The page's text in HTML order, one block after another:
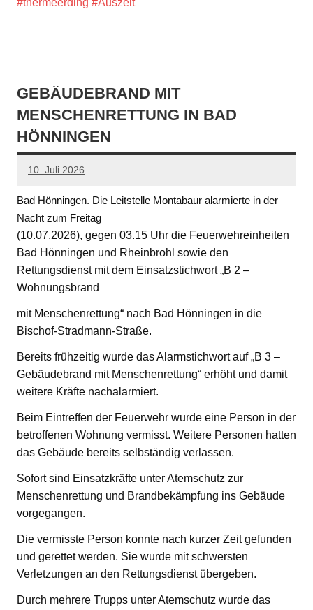
GEBÄUDEBRAND MIT
MENSCHENRETTUNG IN BAD
HÖNNINGEN
10. Juli 2026
Bad Hönningen. Die Leitstelle Montabaur alarmierte in der
Nacht zum Freitag
(10.07.2026), gegen 03.15 Uhr die Feuerwehreinheiten
Bad Hönningen und Rheinbrohl sowie den
Rettungsdienst mit dem Einsatzstichwort „B 2 –
Wohnungsbrand
mit Menschenrettung“ nach Bad Hönningen in die
Bischof-Stradmann-Straße.
Bereits frühzeitig wurde das Alarmstichwort auf „B 3 –
Gebäudebrand mit Menschenrettung“ erhöht und damit
weitere Kräfte nachalarmiert.
Beim Eintreffen der Feuerwehr wurde eine Person in der
betroffenen Wohnung vermisst. Weitere Personen hatten
das Gebäude bereits selbständig verlassen.
Sofort sind Einsatzkräfte unter Atemschutz zur
Menschenrettung und Brandbekämpfung ins Gebäude
vorgegangen.
Die vermisste Person konnte nach kurzer Zeit gefunden
und gerettet werden. Sie wurde mit schwersten
Verletzungen an den Rettungsdienst übergeben.
Durch mehrere Trupps unter Atemschutz wurde das